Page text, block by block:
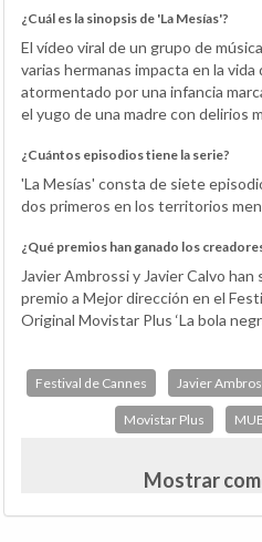
¿Cuál es la sinopsis de 'La Mesías'?
El vídeo viral de un grupo de
varias hermanas impacta en la
atormentado por una infancia
el yugo de una madre con delirios
¿Cuántos episodios tiene la serie?
'La Mesías' consta de siete
dos primeros en los territorios
¿Qué premios han ganado los
Javier Ambrossi y Javier Calvo
premio a Mejor dirección en el
Original Movistar Plus ‘La bola
Festival de Cannes Javier
Movistar Plus
Mostrar